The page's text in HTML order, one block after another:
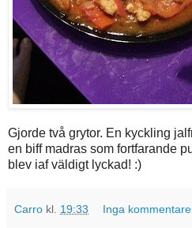
Gjorde två grytor. En kyckling
en biff madras som fortfarande
blev iaf väldigt lyckad! :)
Carro kl. 19:33 Inga